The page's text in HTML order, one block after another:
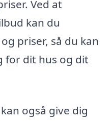
Ved at
kan du
priser, så du kan
for dit hus og dit
også give dig